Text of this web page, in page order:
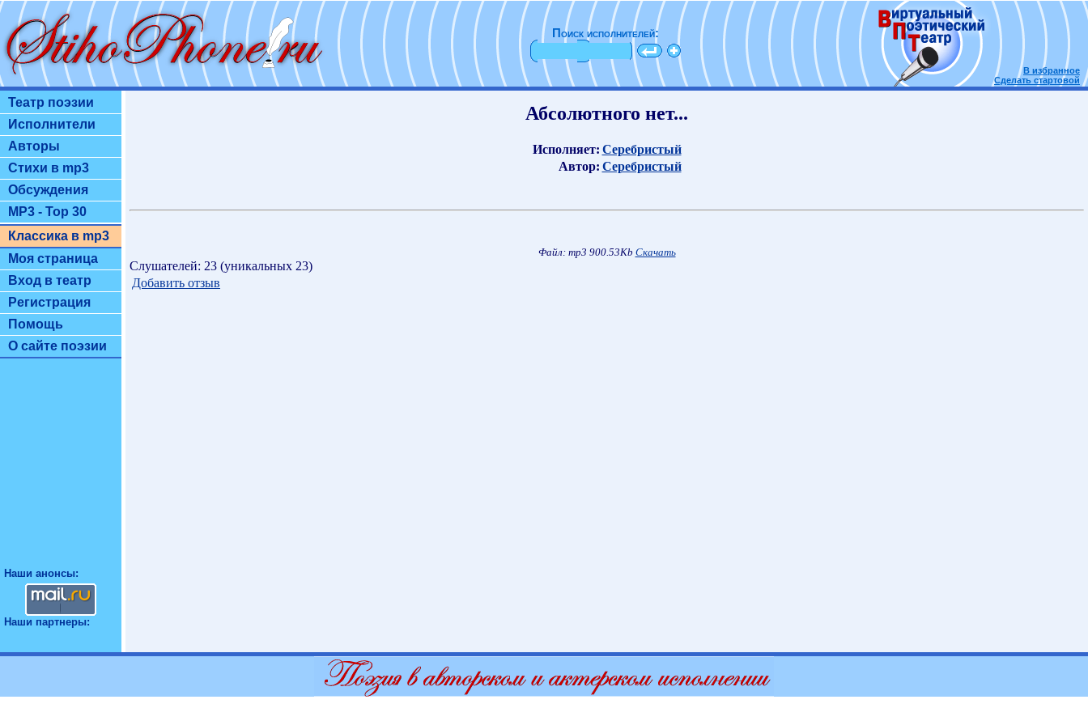
Поиск исполнителей:
В избранное
Сделать стартовой
Театр поэзии
Исполнители
Авторы
Стихи в mp3
Обсуждения
MP3 - Top 30
Классика в mp3
Моя страница
Вход в театр
Регистрация
Помощь
О сайте поэзии
Наши анонсы:
Наши партнеры:
Абсолютного нет...
Исполняет: Серебристый
Автор: Серебристый
Файл: mp3 900.53Kb Скачать
Слушателей: 23 (уникальных 23)
Добавить отзыв